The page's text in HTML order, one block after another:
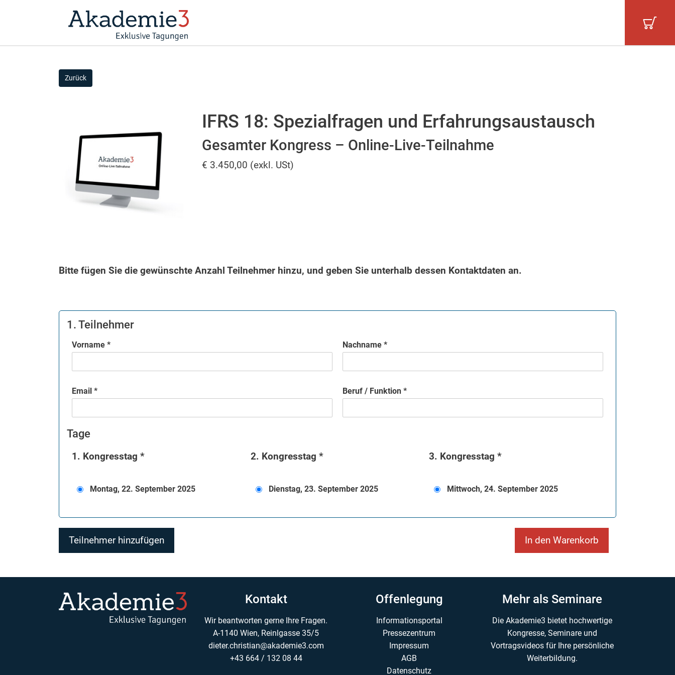
Zurück
IFRS 18: Spezialfragen und Erfahrungsaustausch
Gesamter Kongress – Online-Live-Teilnahme
€ 3.450,00 (exkl. USt)
Bitte fügen Sie die gewünschte Anzahl Teilnehmer hinzu, und geben Sie unterhalb dessen Kontaktdaten an.
1. Teilnehmer
Vorname * Nachname *
Email * Beruf / Funktion *
Tage
1. Kongresstag *
Montag, 22. September 2025
2. Kongresstag *
Dienstag, 23. September 2025
3. Kongresstag *
Mittwoch, 24. September 2025
Teilnehmer hinzufügen In den Warenkorb
Kontakt
Wir beantworten gerne Ihre Fragen.
A-1140 Wien, Reinlgasse 35/5
dieter.christian@akademie3.com
+43 664 / 132 08 44
Offenlegung
Informationsportal
Pressezentrum
Impressum
AGB
Datenschutz
Mehr als Seminare
Die Akademie3 bietet hochwertige
Kongresse, Seminare und
Vortragsvideos für Ihre persönliche
Weiterbildung.